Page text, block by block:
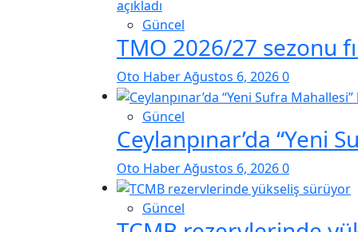
Güncel
TMO 2026/27 sezonu
Oto HaberAğustos 6, 20260
Güncel
Ceylanpınar’da “Yeni
Oto HaberAğustos 6, 20260
Güncel